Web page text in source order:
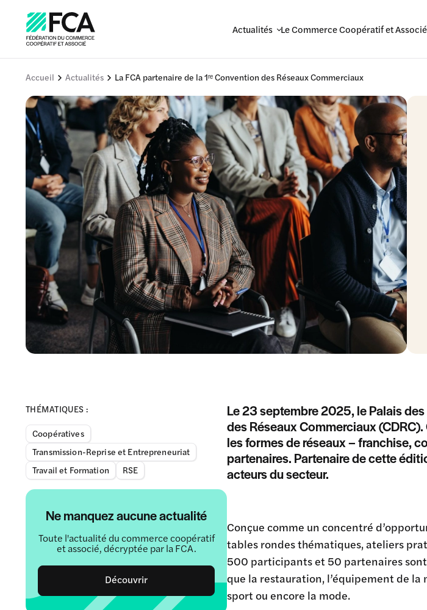
Actualités Le Commerce Coopératif et Associé
Accueil Actualités La FCA partenaire de la 1ʳᵉ Convention des Réseaux Commerciaux
THÉMATIQUES :
Coopératives
Transmission-Reprise et Entrepreneuriat
Travail et Formation
RSE
Ne manquez aucune actualité
Toute l'actualité du commerce coopératif
et associé, décryptée par la FCA.
Découvrir
Le 23 septembre 2025, le Palais
des Réseaux Commerciaux
les formes de réseaux – franchise,
partenaires. Partenaire de cette
acteurs du secteur.
Conçue comme un concentré
tables rondes thématiques, ateliers
500 participants et 50 partenaires
que la restauration, l’équipement de la
sport ou encore la mode.